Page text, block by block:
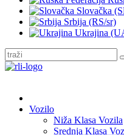
Slovačka
Srbija (RS/sr)
Ukrajina
Vozilo
Niža Klasa Vozila
Srednja Klasa